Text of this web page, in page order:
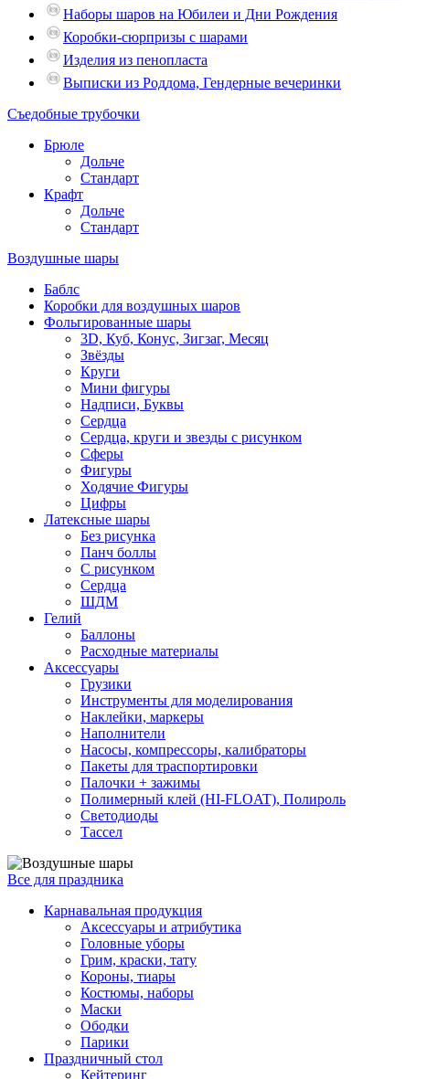
Наборы шаров на Юбилеи и Дни Рождения
Коробки-сюрпризы с шарами
Изделия из пенопласта
Выписки из Роддома, Гендерные вечеринки
Съедобные трубочки
Брюле
Дольче
Стандарт
Крафт
Дольче
Стандарт
Воздушные шары
Баблс
Коробки для воздушных шаров
Фольгированные шары
3D, Куб, Конус, Зигзаг, Месяц
Звёзды
Круги
Мини фигуры
Надписи, Буквы
Сердца
Сердца, круги и звезды с рисунком
Сферы
Фигуры
Ходячие Фигуры
Цифры
Латексные шары
Без рисунка
Панч боллы
С рисунком
Сердца
ШДМ
Гелий
Баллоны
Расходные материалы
Аксессуары
Грузики
Инструменты для моделирования
Наклейки, маркеры
Наполнители
Насосы, компрессоры, калибраторы
Пакеты для траспортировки
Палочки + зажимы
Полимерный клей (HI-FLOAT), Полироль
Светодиоды
Тассел
Все для праздника
Карнавальная продукция
Аксессуары и атрибутика
Головные уборы
Грим, краски, тату
Короны, тиары
Костюмы, наборы
Маски
Ободки
Парики
Праздничный стол
Кейтеринг